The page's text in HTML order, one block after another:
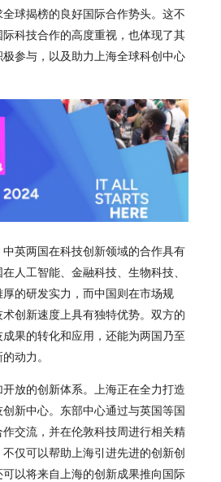
球揭榜的良好国际合作势头。这不
科技合作的高度重视，也体现了其
参与，以及助力上海全球科创中心
英两国在科技创新领域的合作具有
人工智能、金融科技、生物科技、
的研发实力，而中国则在市场规
创新速度上具有独特优势。双方的
果的转化和应用，还能为两国乃至
动力。
放的创新体系。上海正在全力打造
新中心。东部中心通过与英国等国
交流，并在伦敦科技周进行相关精
仅可以帮助上海引进先进的创新创
以将来自上海的创新成果推向国际